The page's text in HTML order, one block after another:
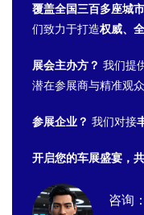
覆盖全国三百多座城
们致力于打造权威、
展会主办方？ 我们提
潜在参展商与精准观众
参展企业？ 我们对接
开启您的车展盛宴，
咨询